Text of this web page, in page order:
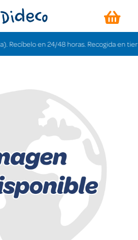
en 24/48 horas. Recogida en tiendas